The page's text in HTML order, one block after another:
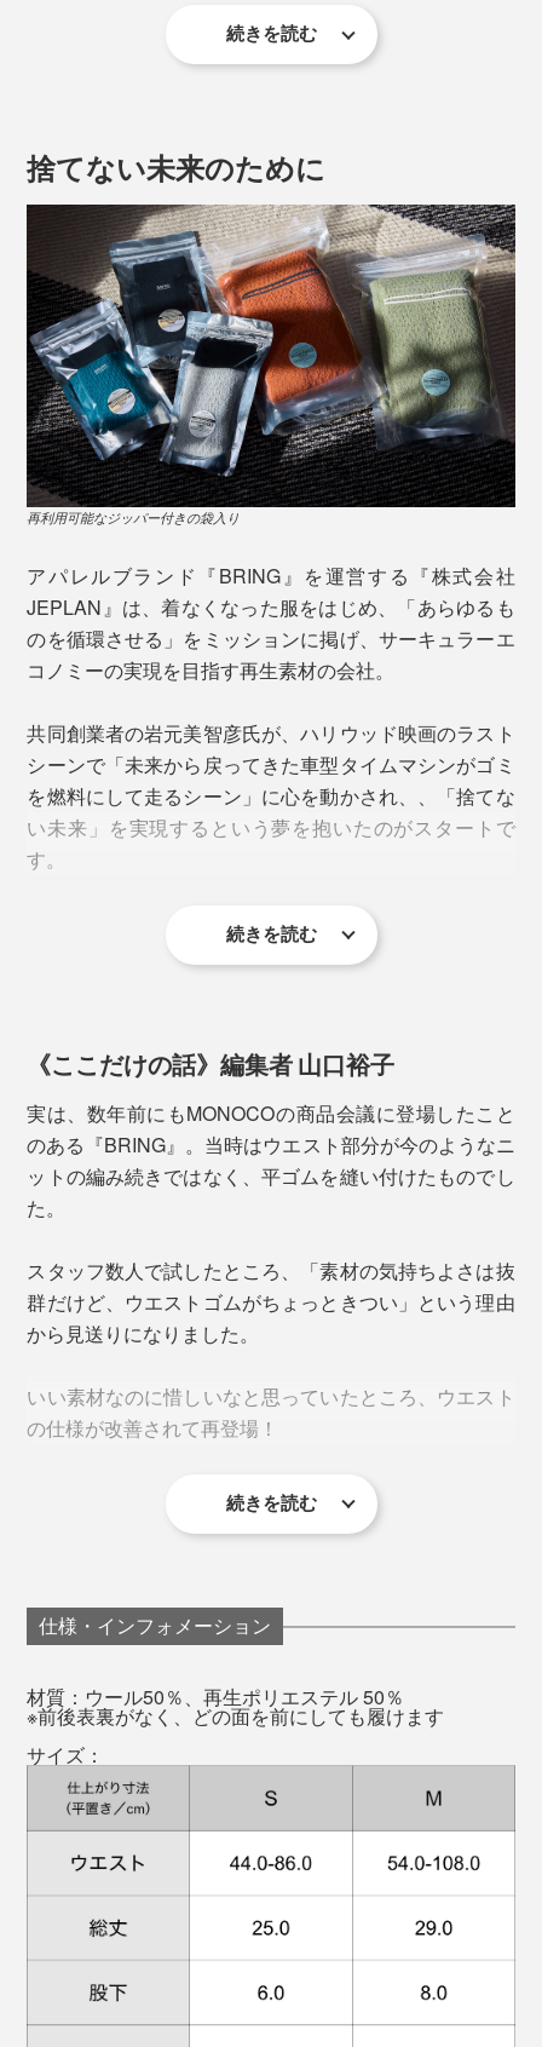
生地を切って縫い合わせたものではなく、１本の糸で立
体的に編まれたホールガーメントニット。足ぐりにも脇
にも縫い目がないため、ゴロつきがなく、肌に食い込む
こともなく、ストレスフリー。
一見ゴムに見えるウエストも、実は黒い糸で編み続きに
した「ニット」。ゴム特有の締めつけがなく、長く履い
てもヨレにくく、快適です。
前後・表裏がないので、どの面を前にして履いても
OK。旅行や災害時、下着の替えを減らすことができま
ブランドロゴはプリントされているため、タグが肌に当
たって不快になることがありません。
表面は、鹿の子編みのようなデコボコした編み地。肌と
の接地面積が少なく、肌に張り付くことがありません。
海岸線から山頂を目指す「SEA TO SUMMIT」という方
冒険家の吉田智輝さん。2023年5月には、49日間、距離420kmの大遠征の末、北
米大陸最高峰「デナリ」の登頂に成功。
「ショーツは、一度も洗うことなく履いていました。縫
い目がないため、すごく動きやすかったです。
ーディを着ました。これもベースキャンプから着替える
よれたくらいで、破れたりはしなかったです。
メディカルキャンプに建てたイグルー（ブロック状にカ
ットした雪を積み上げて作るドーム型簡易住居）の中は
も十分暖かかったです。フードがある分、首元も温まり
ました」
一般的にはこんなハードな使い方はしないと思います
が、災害や旅行先でのロストバゲージなどでも頼りにな
ること間違いなし。しかも、いかにもアウトドアなデザ
インではないのもいいですね。
続きを読む
捨てない未来のために
再利用可能なジッパー付きの袋入り
アパレルブランド『BRING』を運営する『株式会社
JEPLAN』は、着なくなった服をはじめ、「あらゆるも
のを循環させる」をミッションに掲げ、サーキュラーエ
コノミーの実現を目指す再生素材の会社。
共同創業者の岩元美智彦氏が、ハリウッド映画のラスト
シーンで「未来から戻ってきた車型タイムマシンがゴミ
を燃料にして走るシーン」に心を動かされ、、「捨てな
い未来」を実現するという夢を抱いたのがスタートで
す。
その後繊維専門商社を経て、岩元氏は当時学生であった
半。
当時は、使用済みのコットン衣類からバイオエタノール
燃料を生成することに挑戦しており、その原料となる使
用済みの衣類を集めるための企画を考えていました。そ
の時に繋がったのが、原体験でもあるハリウッド映画。
2015年には映画公開30周年を記念したイベントを開
催。全国で衣類回収のイベントを実施し、それ等で集ま
った衣類から生まれたバイオエタノール燃料で、車型タ
です（なんと、本国に、直談判して許可を得たそ
う！！）。
続きを読む
《ここだけの話》編集者 山口裕子
実は、数年前にもMONOCOの商品会議に登場したこと
のある『BRING』。当時はウエスト部分が今のようなニ
ットの編み続きではなく、平ゴムを縫い付けたものでし
た。
スタッフ数人で試したところ、「素材の気持ちよさは抜
群だけど、ウエストゴムがちょっときつい」という理由
から見送りになりました。
いい素材なのに惜しいなと思っていたところ、ウエスト
の仕様が改善されて再登場！
色は黒なので、パッと見はゴムのように見えますが、実
ンと伸びる。締めつけず、ずり落ちない絶妙なフィット
加減です。
前後面裏がないので、履く時にどっちが前かを確認する
続きを読む
仕様・インフォメーション
材質：ウール50％、再生ポリエステル 50％
※前後表裏がなく、どの面を前にしても履けます
サイズ：